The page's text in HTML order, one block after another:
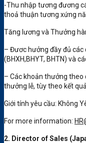
-Thu nhập tương đương
thoả thuận tương xứng
Tăng lương và Thưởng
– Đươc hưởng đầy đủ các
(BHXH,BHYT, BHTN) và
– Các khoản thưởng theo
thưởng lễ, tùy theo kết
Giới tính yêu cầu: Không
For more information:
2. Director of Sales